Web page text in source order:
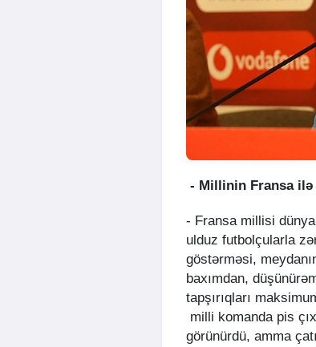
- Millinin Fransa
- Fransa millisi
ulduz futbolçularla
göstərməsi,
baxımdan,
tapşırıqları
milli komanda pis
görünürdü, amma